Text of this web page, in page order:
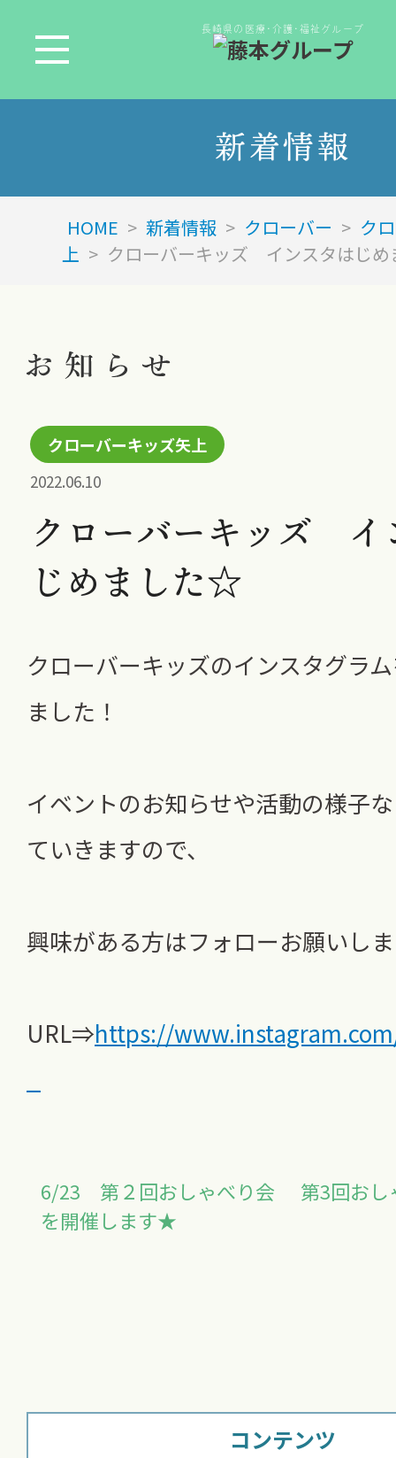
長崎県の医療･介護･福祉グループ
新着情報
HOME > 新着情報 > クローバー > ク
上 > クローバーキッズ インスタはじ
クローバーキッズ矢上
2022.06.10
クローバーキッズ イ
じめました☆
クローバーキッズのインスタグラ
ました！
イベントのお知らせや活動の様子
ていきますので、
興味がある方はフォローお願いし
URL⇒https://
6/23 第２回おしゃべり会
を開催します★
第3回お
コンテンツ